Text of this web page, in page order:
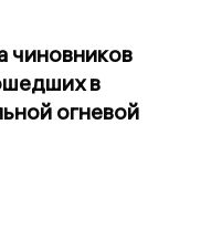
чиновников
в
огневой